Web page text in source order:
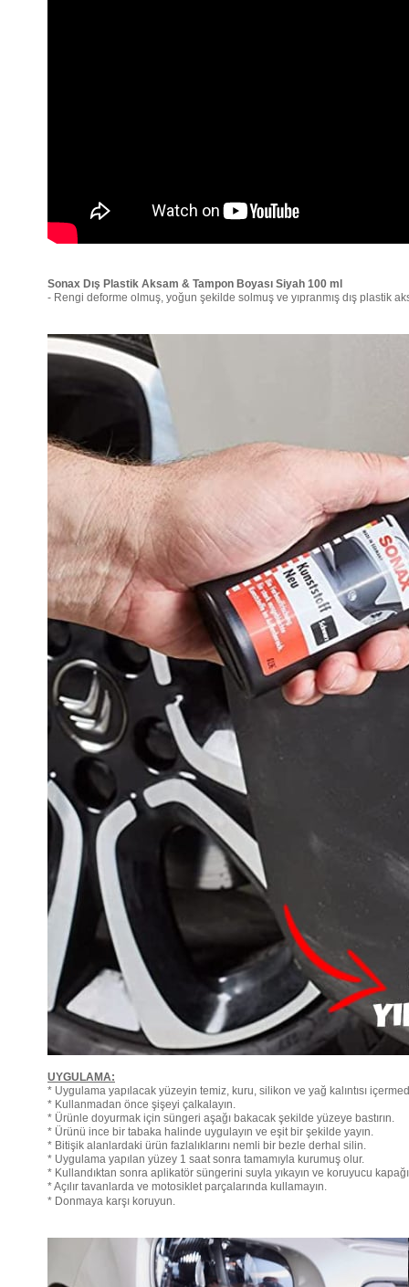
Sonax Dış Plastik Aksam & Tampon Boyası Siyah 100 ml
- Rengi deforme olmuş, yoğun şekilde solmuş ve yıpranmış dış plastik
UYGULAMA:
* Uygulama yapılacak yüzeyin temiz, kuru, silikon ve yağ kalıntısı
* Kullanmadan önce şişeyi çalkalayın.
* Ürünle doyurmak için süngeri aşağı bakacak şekilde yüzeye bastırın.
* Ürünü ince bir tabaka halinde uygulayın ve eşit bir şekilde yayın.
* Bitişik alanlardaki ürün fazlalıklarını nemli bir bezle derhal silin.
* Uygulama yapılan yüzey 1 saat sonra tamamıyla kurumuş olur.
* Kullandıktan sonra aplikatör süngerini suyla yıkayın ve koruyucu
* Açılır tavanlarda ve motosiklet parçalarında kullamayın.
* Donmaya karşı koruyun.